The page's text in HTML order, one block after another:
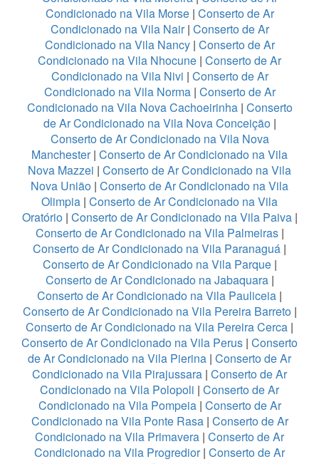
Condicionado na Vila Morse| Conserto de Ar
Condicionado na Vila Nair| Conserto de Ar
Condicionado na Vila Nancy| Conserto de Ar
Condicionado na Vila Nhocune | Conserto de Ar
Condicionado na Vila Nivi | Conserto de Ar
Condicionado na Vila Norma| Conserto de Ar
Condicionado na Vila Nova Cachoeirinha| Conserto
de Ar Condicionado na Vila Nova Conceição|
Conserto de Ar Condicionado na Vila Nova
Manchester| Conserto de Ar Condicionado na Vila
Nova Mazzei | Conserto de Ar Condicionado na Vila
Nova União | Conserto de Ar Condicionado na Vila
Olimpia | Conserto de Ar Condicionado na Vila
Oratório| Conserto de Ar Condicionado na Vila Paiva|
Conserto de Ar Condicionado na Vila Palmeiras|
Conserto de Ar Condicionado na Vila Paranaguá |
Conserto de Ar Condicionado na Vila Parque|
Conserto de Ar Condicionado na Jabaquara|
Conserto de Ar Condicionado na Vila Pauliceia |
Conserto de Ar Condicionado na Vila Pereira Barreto|
Conserto de Ar Condicionado na Vila Pereira Cerca |
Conserto de Ar Condicionado na Vila Perus | Conserto
de Ar Condicionado na Vila Pierina | Conserto de Ar
Condicionado na Vila Pirajussara | Conserto de Ar
Condicionado na Vila Polopoli | Conserto de Ar
Condicionado na Vila Pompeia| Conserto de Ar
Condicionado na Vila Ponte Rasa| Conserto de Ar
Condicionado na Vila Primavera | Conserto de Ar
Condicionado na Vila Progredior| Conserto de Ar